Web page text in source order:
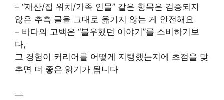
– “재산/집 위치/가족 인물” 같은 항목은 검증되지
않은 추측 글을 그대로 옮기지 않는 게 안전해요
– 바다의 고백은 “불우했던 이야기”를 소비하기보
다,
그 경험이 커리어를 어떻게 지탱했는지에 초점을 맞
추면 더 좋은 읽기가 됩니다
—